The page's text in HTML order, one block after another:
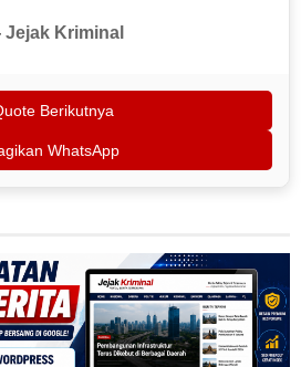
Kriminal
Berikutnya
WhatsApp